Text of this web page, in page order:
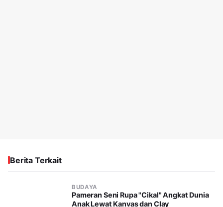
Berita Terkait
BUDAYA
Pameran Seni Rupa "Cikal" Angkat Dunia
Anak Lewat Kanvas dan Clay